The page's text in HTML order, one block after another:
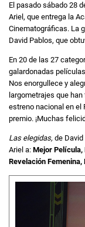
El pasado sábado 28
Ariel, que entrega la
Cinematográficas. La
David Pablos, que
En 20 de las 27
galardonadas
Nos enorgullece y
largometrajes que
estreno nacional en el
premio. ¡Muchas
Las elegidas, de David
Ariel a: Mejor
Revelación Femenina,